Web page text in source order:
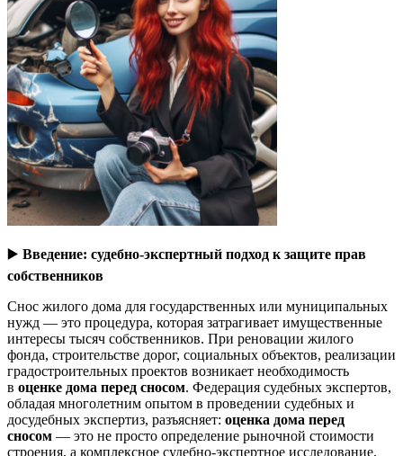
▶️ Введение: судебно-экспертный подход к защите прав
собственников
Снос жилого дома для государственных или муниципальных
нужд — это процедура, которая затрагивает имущественные
интересы тысяч собственников. При реновации жилого
фонда, строительстве дорог, социальных объектов, реализации
градостроительных проектов возникает необходимость
в оценке дома перед сносом. Федерация судебных экспертов,
обладая многолетним опытом в проведении судебных и
досудебных экспертиз, разъясняет: оценка дома перед
сносом — это не просто определение рыночной стоимости
строения, а комплексное судебно-экспертное исследование,